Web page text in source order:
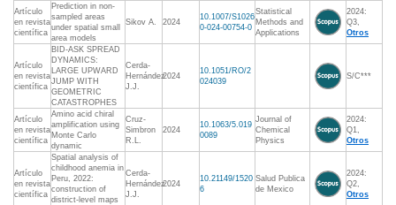
Artículo
en revista
científica
Prediction in non-
sampled areas
under spatial small
area models
Sikov A. 2024
10.1007/S1026
0-024-00754-0
Statistical
Methods and
Applications
2024:
Q3,
Otros
Artículo
en revista
científica
BID-ASK SPREAD
DYNAMICS:
LARGE UPWARD
JUMP WITH
GEOMETRIC
CATASTROPHES
Cerda-
Hernández
J.J.
2024
10.1051/RO/2
024039
S/C***
Artículo
en revista
científica
Amino acid chiral
amplification using
Monte Carlo
dynamic
Cruz-
Simbron
R.L.
2024
10.1063/5.019
0089
Journal of
Chemical
Physics
2024:
Q1,
Otros
Artículo
en revista
científica
Spatial analysis of
childhood anemia in
Peru, 2022:
construction of
district-level maps
Cerda-
Hernández
J.J.
2024
10.21149/1520
6
Salud Publica
de Mexico
2024:
Q2,
Otros